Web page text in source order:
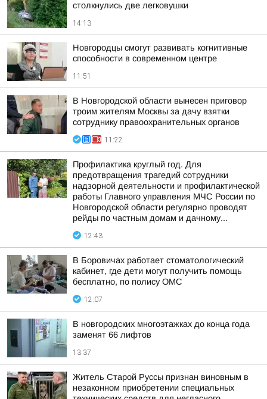
столкнулись две легковушки
14:13
Новгородцы смогут развивать когнитивные
способности в современном центре
11:51
В Новгородской области вынесен приговор
троим жителям Москвы за дачу взятки
сотруднику правоохранительных органов
11:22
Профилактика круглый год. Для
предотвращения трагедий сотрудники
надзорной деятельности и профилактической
работы Главного управления МЧС России по
Новгородской области регулярно проводят
рейды по частным домам и дачному...
12:43
В Боровичах работает стоматологический
кабинет, где дети могут получить помощь
бесплатно, по полису ОМС
12:07
В новгородских многоэтажках до конца года
заменят 66 лифтов
13:37
Житель Старой Руссы признан виновным в
незаконном приобретении специальных